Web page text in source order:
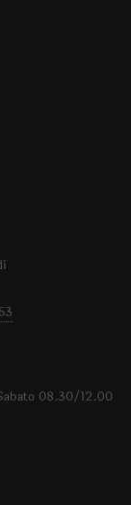
08.30/12.00